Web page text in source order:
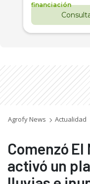
financiación
Agrofy News Actualidad
Comenzó El
activó un